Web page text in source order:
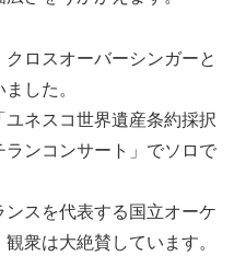
ロスオーバーシンガーと
した。
ネスコ世界遺産条約採択
ランコンサート」でソロで
スを代表する国立オーケ
衆は大絶賛しています。